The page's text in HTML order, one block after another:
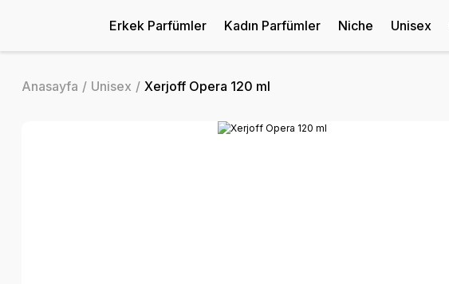
Erkek Parfümler Kadın Parfümler Niche Unisex
Anasayfa Unisex Xerjoff Opera 120 ml